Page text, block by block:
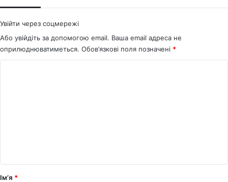
Увійти через соцмережі
Або увійдіть за допомогою email. Ваша email адреса не
оприлюднюватиметься. Обов’язкові поля позначені *
рІм’я *